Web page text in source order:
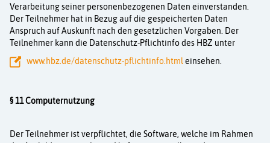
Verarbeitung seiner personenbezogenen Daten einverstanden.
Der Teilnehmer hat in Bezug auf die gespeicherten Daten
Anspruch auf Auskunft nach den gesetzlichen Vorgaben. Der
Teilnehmer kann die Datenschutz-Pflichtinfo des HBZ unter
www.hbz.de/datenschutz-pflichtinfo.html einsehen.
§ 11 Computernutzung
Der Teilnehmer ist verpflichtet, die Software, welche im Rahmen